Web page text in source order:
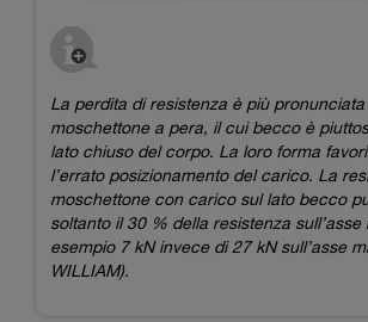
La perdita di resistenza è più pronunciata
moschettone a pera, il cui becco è
lato chiuso del corpo. La loro forma
l’errato posizionamento del carico. La
moschettone con carico sul lato becco
soltanto il 30 % della resistenza sull’asse
esempio 7 kN invece di 27 kN sull’asse
WILLIAM).​